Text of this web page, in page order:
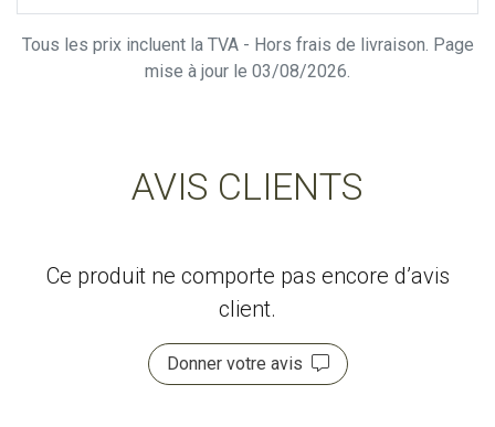
Tous les prix incluent la TVA - Hors frais de livraison. Page
mise à jour le 03/08/2026.
AVIS CLIENTS
Ce produit ne comporte pas encore d’avis
client.
Donner votre avis